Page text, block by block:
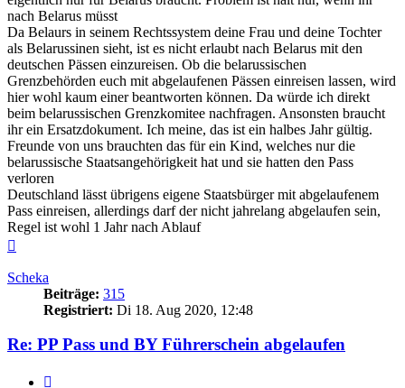
nach Belarus müsst
Da Belaurs in seinem Rechtssystem deine Frau und deine Tochter
als Belarussinen sieht, ist es nicht erlaubt nach Belarus mit den
deutschen Pässen einzureisen. Ob die belarussischen
Grenzbehörden euch mit abgelaufenen Pässen einreisen lassen, wird
hier wohl kaum einer beantworten können. Da würde ich direkt
beim belarussischen Grenzkomitee nachfragen. Ansonsten braucht
ihr ein Ersatzdokument. Ich meine, das ist ein halbes Jahr gültig.
Freunde von uns brauchten das für ein Kind, welches nur die
belarussische Staatsangehörigkeit hat und sie hatten den Pass
verloren
Deutschland lässt übrigens eigene Staatsbürger mit abgelaufenem
Pass einreisen, allerdings darf der nicht jahrelang abgelaufen sein,
Regel ist wohl 1 Jahr nach Ablauf
Scheka
Beiträge: 315
Registriert: Di 18. Aug 2020, 12:48
Re: PP Pass und BY Führerschein abgelaufen